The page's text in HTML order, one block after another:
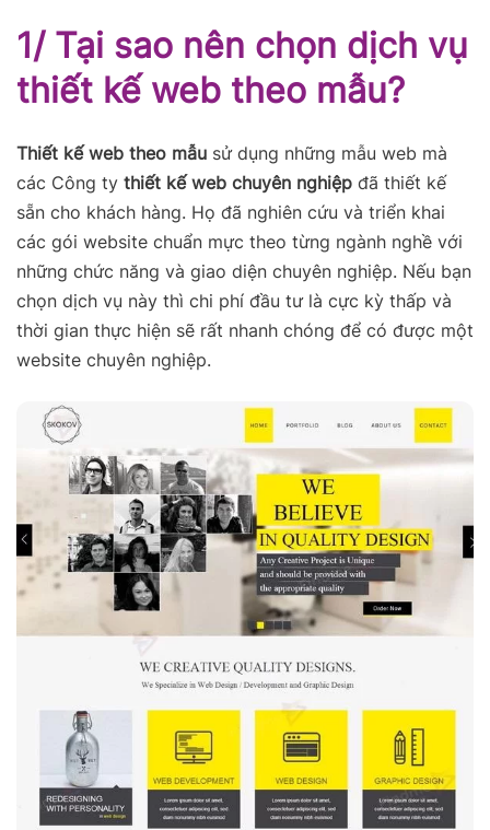
1/ Tại sao nên chọn dịch vụ
thiết kế web theo mẫu?
Thiết kế web theo mẫu sử dụng những mẫu web mà
các Công ty thiết kế web chuyên nghiệp đã thiết kế
sẵn cho khách hàng. Họ đã nghiên cứu và triển khai
các gói website chuẩn mực theo từng ngành nghề với
những chức năng và giao diện chuyên nghiệp. Nếu bạn
chọn dịch vụ này thì chi phí đầu tư là cực kỳ thấp và
thời gian thực hiện sẽ rất nhanh chóng để có được một
website chuyên nghiệp.